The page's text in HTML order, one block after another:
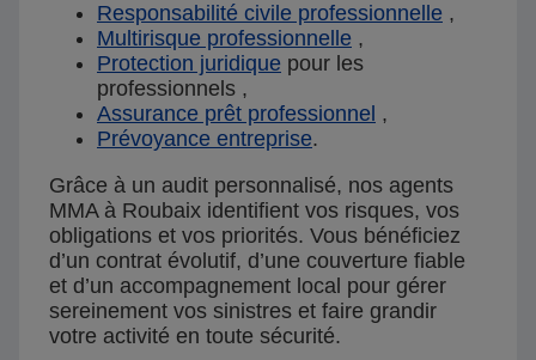
Responsabilité civile professionnelle ,
Multirisque professionnelle ,
Protection juridique pour les
professionnels ,
Assurance prêt professionnel ,
Prévoyance entreprise.
Grâce à un audit personnalisé, nos agents
MMA à Roubaix identifient vos risques, vos
obligations et vos priorités. Vous bénéficiez
d’un contrat évolutif, d’une couverture fiable
et d’un accompagnement local pour gérer
sereinement vos sinistres et faire grandir
votre activité en toute sécurité.